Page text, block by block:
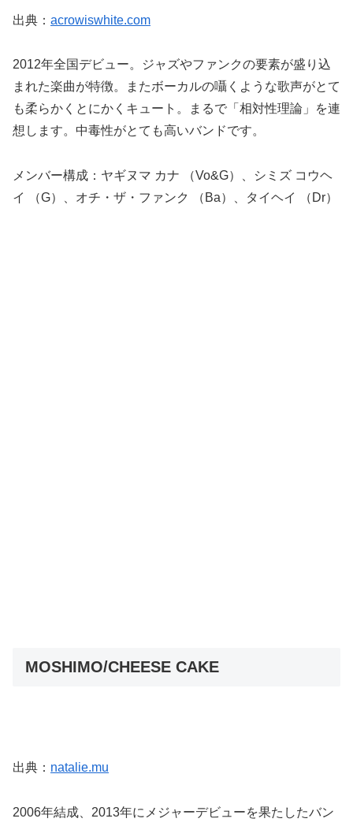
出典： acrowiswhite.com
2012年全国デビュー。ジャズやファンクの要素が盛り込
まれた楽曲が特徴。またボーカルの囁くような歌声がとて
も柔らかくとにかくキュート。まるで「相対性理論」を連
想します。中毒性がとても高いバンドです。
メンバー構成：ヤギヌマ カナ （Vo&G）、シミズ コウヘ
イ （G）、オチ・ザ・ファンク （Ba）、タイヘイ （Dr）
MOSHIMO/CHEESE CAKE
出典： natalie.mu
2006年結成、2013年にメジャーデビューを果たしたバン